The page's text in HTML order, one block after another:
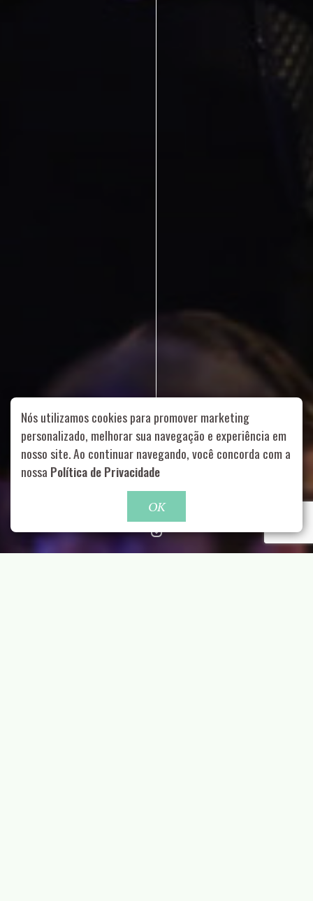
Rua Aurélia, 1714 – Vila Romana, São Paulo – SP | 55 11
99178-5848 | contato@nucleofood.com
Role para continar
Nós utilizamos cookies para promover marketing
personalizado, melhorar sua navegação e experiência em
nosso site. Ao continuar navegando, você concorda com a
nossa Política de Privacidade
OK